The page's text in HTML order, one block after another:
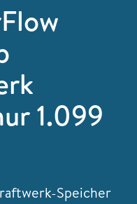
1.099
Speicher